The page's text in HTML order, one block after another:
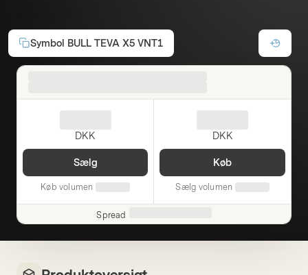
Symbol BULL TEVA X5 VNT1
DKK
Sælg
Køb volumen
DKK
Køb
Sælg volumen
Spread